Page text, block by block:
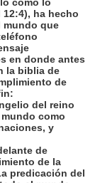
ha hecho
mundo que
en donde antes
la biblia de
de
del reino
como
y
de
de la
predicación del